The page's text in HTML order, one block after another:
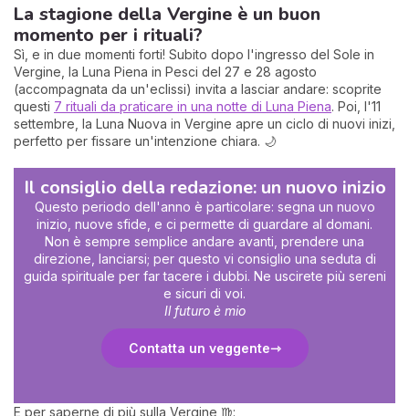
La stagione della Vergine è un buon
momento per i rituali?
Sì, e in due momenti forti! Subito dopo l'ingresso del Sole in
Vergine, la Luna Piena in Pesci del 27 e 28 agosto
(accompagnata da un'eclissi) invita a lasciar andare: scoprite
questi 7 rituali da praticare in una notte di Luna Piena. Poi, l'11
settembre, la Luna Nuova in Vergine apre un ciclo di nuovi inizi,
perfetto per fissare un'intenzione chiara. 🌙
Il consiglio della redazione: un nuovo inizio
Questo periodo dell'anno è particolare: segna un nuovo
inizio, nuove sfide, e ci permette di guardare al domani.
Non è sempre semplice andare avanti, prendere una
direzione, lanciarsi; per questo vi consiglio una seduta di
guida spirituale per far tacere i dubbi. Ne uscirete più sereni
e sicuri di voi.
Il futuro è mio
Contatta un veggente
E per saperne di più sulla Vergine ♍: